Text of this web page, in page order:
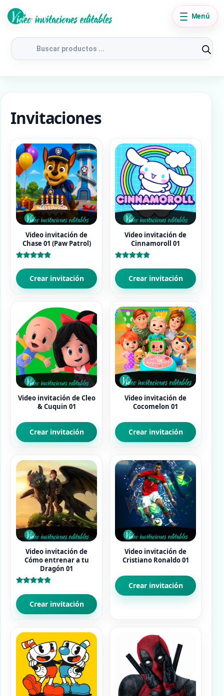
Búsqueda
productos
Menú
Invitaciones
Video invitación de
Chase 01 (Paw Patrol)
con
5.00
de 5 Crear invitación
Video invitación de
Cinnamoroll 01
con
5.00
de 5 Crear invitación
Video invitación de Cleo
& Cuquin 01
Crear invitación
Video invitación de
Cocomelon 01
Crear invitación
Video invitación de
Cómo entrenar a tu
Dragón 01
con
5.00
de 5 Crear invitación
Video invitación de
Cristiano Ronaldo 01
Crear invitación